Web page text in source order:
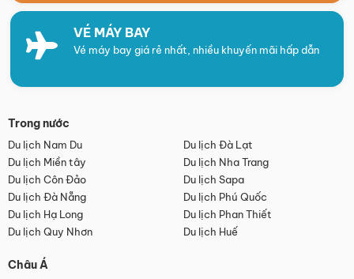
VÉ MÁY BAY
Vé máy bay giá rẻ nhất, nhiều khuyến mãi hấp dẫn
Trong nước
Du lịch Nam Du
Du lịch Đà Lạt
Du lịch Miền tây
Du lịch Nha Trang
Du lịch Côn Đảo
Du lịch Sapa
Du lịch Đà Nẵng
Du lịch Phú Quốc
Du lịch Hạ Long
Du lịch Phan Thiết
Du lịch Quy Nhơn
Du lịch Huế
Châu Á